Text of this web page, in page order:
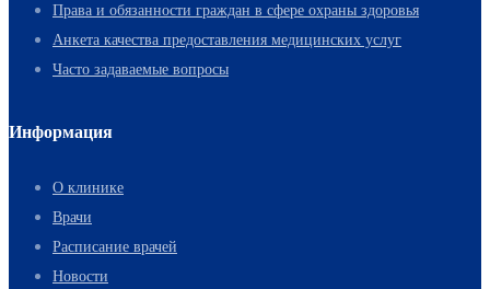
Права и обязанности граждан в сфере охраны здоровья
Анкета качества предоставления медицинских услуг
Часто задаваемые вопросы
Информация
О клинике
Врачи
Расписание врачей
Новости